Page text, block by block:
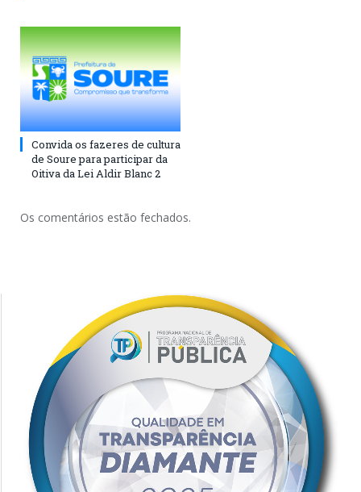
Convida os fazeres de cultura
de Soure para participar da
Oitiva da Lei Aldir Blanc 2
Os comentários estão fechados.